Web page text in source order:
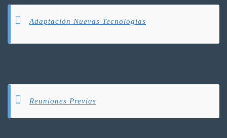
Adaptación Nuevas Tecnologías
Reuniones Previas